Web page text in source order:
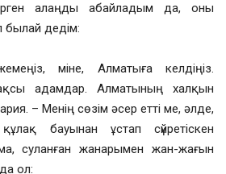
алаңды абайладым да, оны
дедім:
міне, Алматыға келдіңіз.
адамдар. Алматының халқын
– Менің сөзім әсер етті ме, әлде,
бауынан ұстап сүйретіскен
суланған жанарымен жан-жағын
ол: